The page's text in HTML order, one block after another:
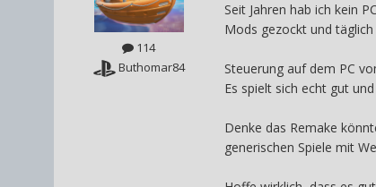
114
Buthomar84
Seit Jahren hab ich kein
Mods gezockt und
Steuerung auf dem PC
Es spielt sich echt gut
Denke das Remake
generischen Spiele mit